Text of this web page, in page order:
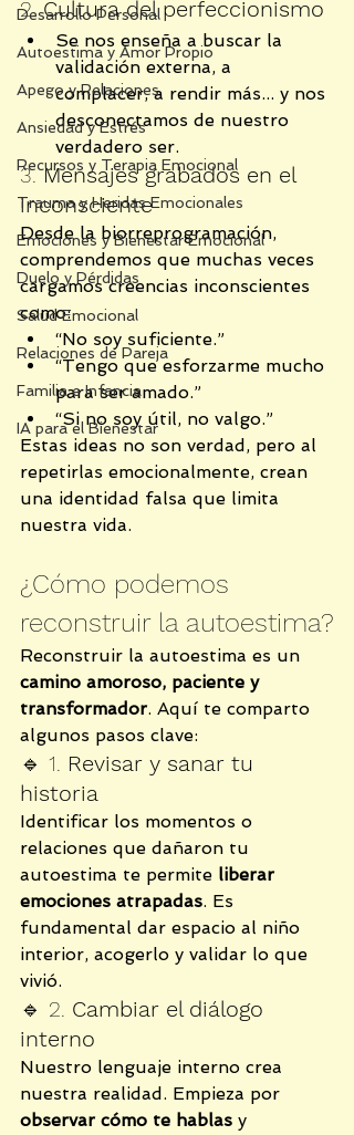
Desarrollo Personal
Autoestima y Amor Propio
Apego y Relaciones
Ansiedad y Estrés
Recursos y Terapia Emocional
Trauma y Heridas Emocionales
Emociones y Bienestar Emocional
Duelo y Pérdidas
Salud Emocional
Relaciones de Pareja
Familia e Infancia
IA para el Bienestar
2. Cultura del perfeccionismo
Se nos enseña a buscar la
validación externa, a
complacer, a rendir más... y nos
desconectamos de nuestro
verdadero ser.
3. Mensajes grabados en el
inconsciente
Desde la biorreprogramación,
comprendemos que muchas veces
cargamos creencias inconscientes
como:
“No soy suficiente.”
“Tengo que esforzarme mucho
para ser amado.”
“Si no soy útil, no valgo.”
Estas ideas no son verdad, pero al
repetirlas emocionalmente, crean
una identidad falsa que limita
nuestra vida.
¿Cómo podemos
reconstruir la autoestima?
Reconstruir la autoestima es un
camino amoroso, paciente y
transformador. Aquí te comparto
algunos pasos clave:
🔹 1. Revisar y sanar tu
historia
Identificar los momentos o
relaciones que dañaron tu
autoestima te permite liberar
emociones atrapadas. Es
fundamental dar espacio al niño
interior, acogerlo y validar lo que
vivió.
🔹 2. Cambiar el diálogo
interno
Nuestro lenguaje interno crea
nuestra realidad. Empieza por
observar cómo te hablas y